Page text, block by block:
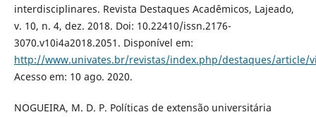
interdisciplinares. Revista Destaques Acadêmicos, Lajeado,
v. 10, n. 4, dez. 2018. Doi: 10.22410/issn.2176-
3070.v10i4a2018.2051. Disponível em:
http://www.univates.br/revistas/index.php/destaques/article/
Acesso em: 10 ago. 2020.
NOGUEIRA, M. D. P. Políticas de extensão universitária